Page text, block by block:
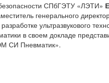
СПбГЭТУ «ЛЭТИ»
генерального
ультразвукового
в своем докладе
СИ Пневматик».